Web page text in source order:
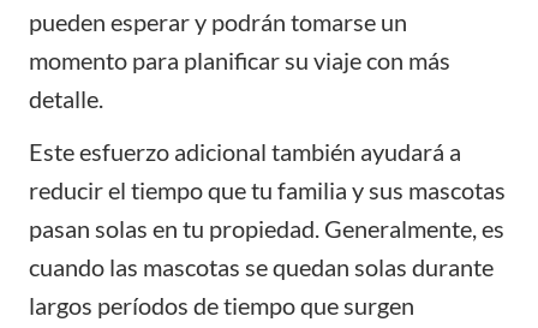
pueden esperar y podrán tomarse un
momento para planificar su viaje con más
detalle.
Este esfuerzo adicional también ayudará a
reducir el tiempo que tu familia y sus mascotas
pasan solas en tu propiedad. Generalmente, es
cuando las mascotas se quedan solas durante
largos períodos de tiempo que surgen